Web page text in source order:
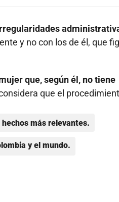
y no con los de él, que
que, según él, no tiene
que el
más relevantes.
y el mundo.